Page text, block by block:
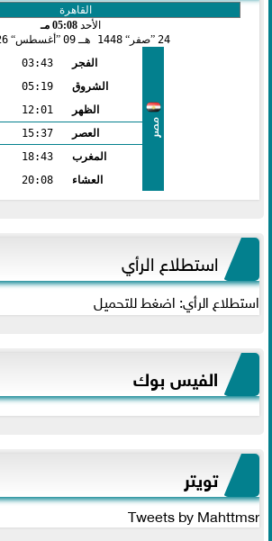
الأحد05:08 مـ
24 صفر 1448 هـ 09 أغسطس
مصر
الفجر
03:43
الشروق
05:19
الظهر
12:01
العصر
15:37
المغرب
18:43
العشاء
20:08
استطلاع الرأي
استطلاع الرأي: اضغط للتحميل
الفيس بوك
تويتر
Tweets by Mahttmsr